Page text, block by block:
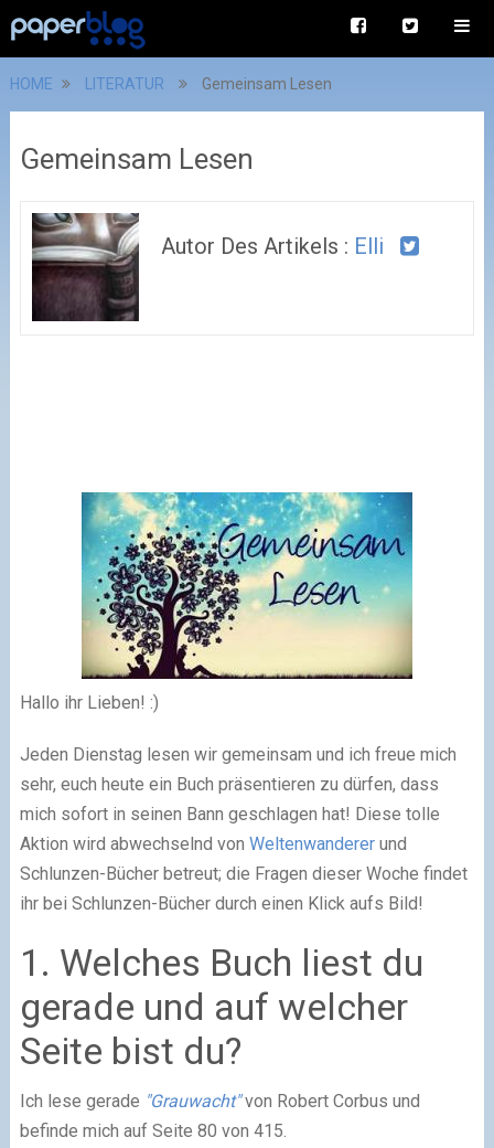
HOME LITERATUR Gemeinsam Lesen
Gemeinsam Lesen
Autor Des Artikels : Elli
Hallo ihr Lieben! :)
Jeden Dienstag lesen wir gemeinsam und ich freue mich
sehr, euch heute ein Buch präsentieren zu dürfen, dass
mich sofort in seinen Bann geschlagen hat! Diese tolle
Aktion wird abwechselnd von Weltenwandererund
Schlunzen-Bücher betreut; die Fragen dieser Woche findet
ihr bei Schlunzen-Bücher durch einen Klick aufs Bild!
1. Welches Buch liest du
gerade und auf welcher
Seite bist du?
Ich lese gerade "Grauwacht"von Robert Corbus und
befinde mich auf Seite 80 von 415.